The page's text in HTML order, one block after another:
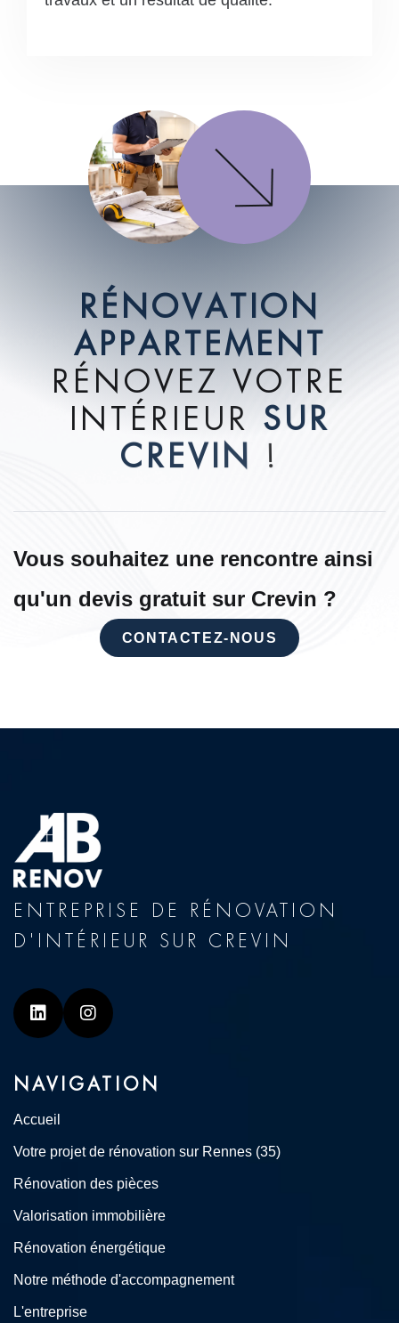
RÉNOVATION
APPARTEMENT
RÉ NOVEZ VOTRE
I NTÉ RI E U R SUR
CREVIN !
Vous souhaitez une rencontre ainsi
qu'un devis gratuit sur Crevin ?
CONTACTEZ-NOUS
ENTREPRISE DE RÉNOVATION
D'INTÉRIEUR SUR CREVIN
Linkedin Instagram
NAVIGATION
Accueil
Votre projet de rénovation sur Rennes (35)
Rénovation des pièces
Valorisation immobilière
Rénovation énergétique
Notre méthode d'accompagnement
L'entreprise